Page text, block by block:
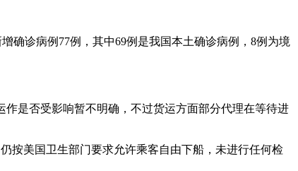
确诊病例77例，其中69例是我国本土确诊病例，8例为境
是否受影响暂不明确，不过货运方面部分代理在等待进
按美国卫生部门要求允许乘客自由下船，未进行任何检